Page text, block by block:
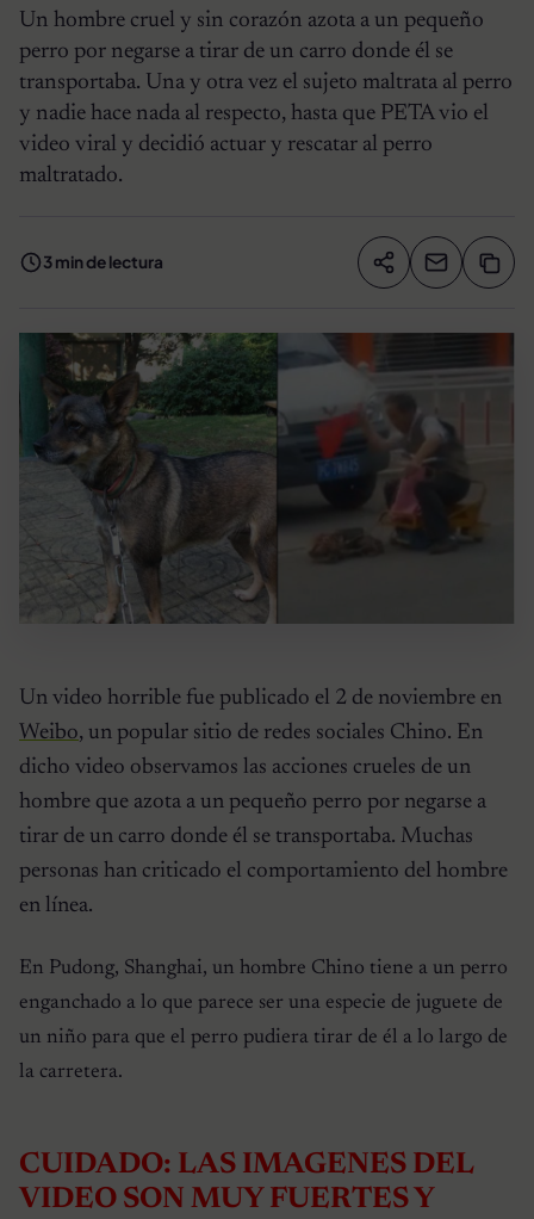
Un hombre cruel y sin corazón azota a un pequeño
perro por negarse a tirar de un carro donde él se
transportaba. Una y otra vez el sujeto maltrata al perro
y nadie hace nada al respecto, hasta que PETA vio el
video viral y decidió actuar y rescatar al perro
maltratado.
3 min de lectura Compartir
Un video horrible fue publicado el 2 de noviembre en
Weibo, un popular sitio de redes sociales Chino. En
dicho video observamos las acciones crueles de un
hombre que azota a un pequeño perro por negarse a
tirar de un carro donde él se transportaba. Muchas
personas han criticado el comportamiento del hombre
en línea.
En Pudong, Shanghai, un hombre Chino tiene a un perro
enganchado a lo que parece ser una especie de juguete de
un niño para que el perro pudiera tirar de él a lo largo de
la carretera.
CUIDADO: LAS IMAGENES DEL
VIDEO SON MUY FUERTES Y